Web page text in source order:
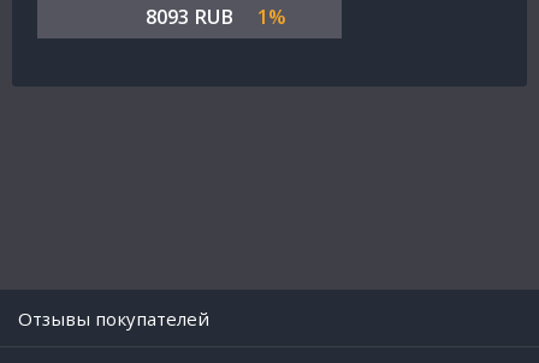
8093 RUB
1%
Отзывы покупателей